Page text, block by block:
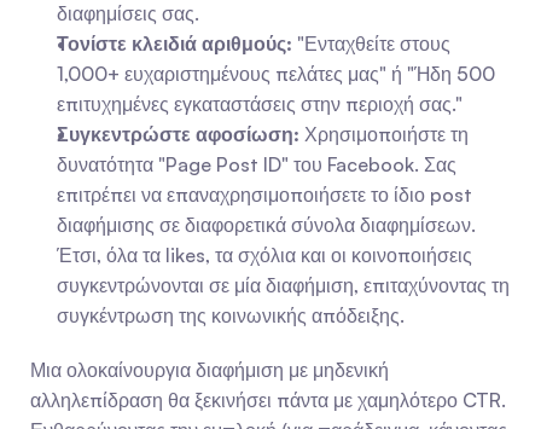
διαφημίσεις σας.
Τονίστε κλειδιά αριθμούς: "Ενταχθείτε στους
1,000+ ευχαριστημένους πελάτες μας" ή "Ήδη 500
επιτυχημένες εγκαταστάσεις στην περιοχή σας."
Συγκεντρώστε αφοσίωση: Χρησιμοποιήστε τη
δυνατότητα "Page Post ID" του Facebook. Σας
επιτρέπει να επαναχρησιμοποιήσετε το ίδιο post
διαφήμισης σε διαφορετικά σύνολα διαφημίσεων.
Έτσι, όλα τα likes, τα σχόλια και οι κοινοποιήσεις
συγκεντρώνονται σε μία διαφήμιση, επιταχύνοντας τη
συγκέντρωση της κοινωνικής απόδειξης.
Μια ολοκαίνουργια διαφήμιση με μηδενική
αλληλεπίδραση θα ξεκινήσει πάντα με χαμηλότερο CTR.